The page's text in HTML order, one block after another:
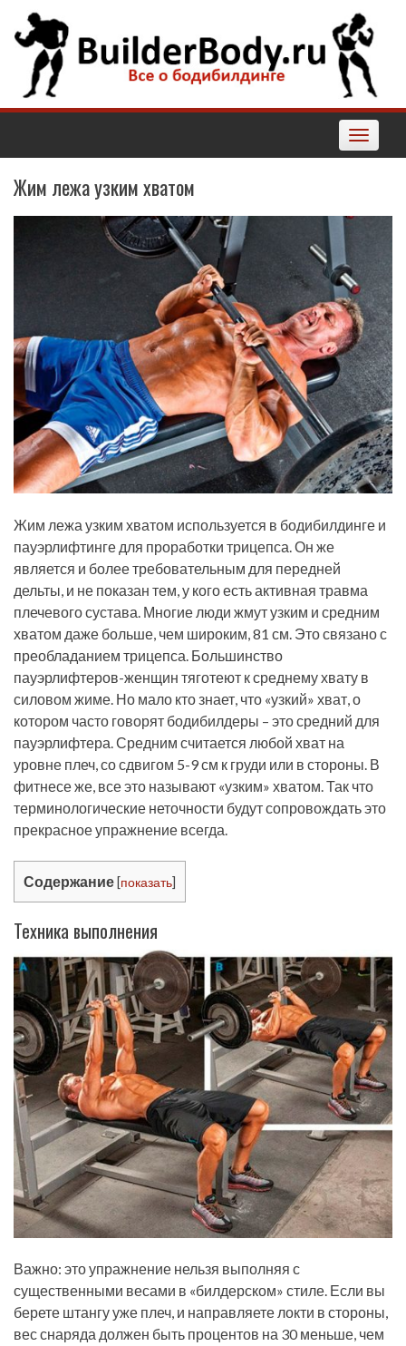
Наверх
Toggle
Жим лежа узким хватом
Жим лежа узким хватом используется в бодибилдинге и
пауэрлифтинге для проработки трицепса. Он же
является и более требовательным для передней
дельты, и не показан тем, у кого есть активная травма
плечевого сустава. Многие люди жмут узким и средним
хватом даже больше, чем широким, 81 см. Это связано с
преобладанием трицепса. Большинство
пауэрлифтеров-женщин тяготеют к среднему хвату в
силовом жиме. Но мало кто знает, что «узкий» хват, о
котором часто говорят бодибилдеры – это средний для
пауэрлифтера. Средним считается любой хват на
уровне плеч, со сдвигом 5-9 см к груди или в стороны. В
фитнесе же, все это называют «узким» хватом. Так что
терминологические неточности будут сопровождать это
прекрасное упражнение всегда.
Содержание [показать]
Техника выполнения
Важно: это упражнение нельзя выполняя с
существенными весами в «билдерском» стиле. Если вы
берете штангу уже плеч, и направляете локти в стороны,
вес снаряда должен быть процентов на 30 меньше, чем